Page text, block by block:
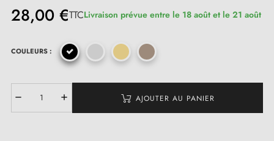
28,00 €TTCLivraison prévue entre le 18 août et le 21 août
COULEURS :
AJOUTER AU PANIER